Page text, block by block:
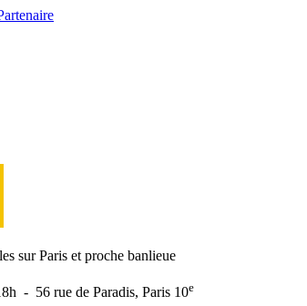
sur Paris et proche banlieue
- 56 rue de Paradis, Paris 10e